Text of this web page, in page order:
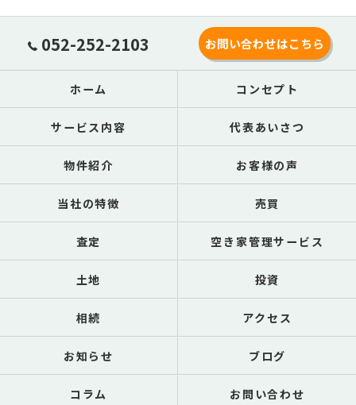
052-252-2103 お問い合わせはこちら
ホーム コンセプト
サービス内容 代表あいさつ
物件紹介 お客様の声
当社の特徴 売買
査定 空き家管理サービス
土地 投資
相続 アクセス
お知らせ ブログ
コラム お問い合わせ